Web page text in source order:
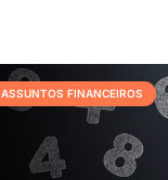
ASSUNTOS FINANCEIROS